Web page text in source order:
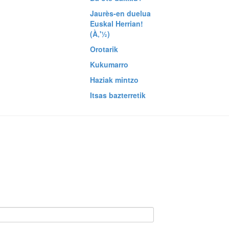
Jaurès-en duelua
Euskal Herrian!
(À‚'½)
Orotarik
Kukumarro
Haziak mintzo
Itsas bazterretik